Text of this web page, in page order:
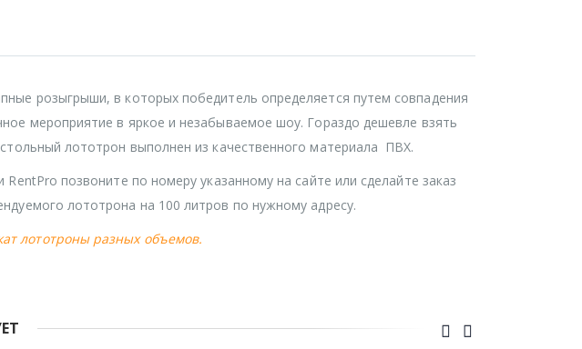
розыгрыши, в которых победитель определяется путем совпадения
мероприятие в яркое и незабываемое шоу. Гораздо дешевле взять
лототрон выполнен из качественного материала ПВХ.
позвоните по номеру указанному на сайте или сделайте заказ
лототрона на 100 литров по нужному адресу.
лототроны разных объемов.